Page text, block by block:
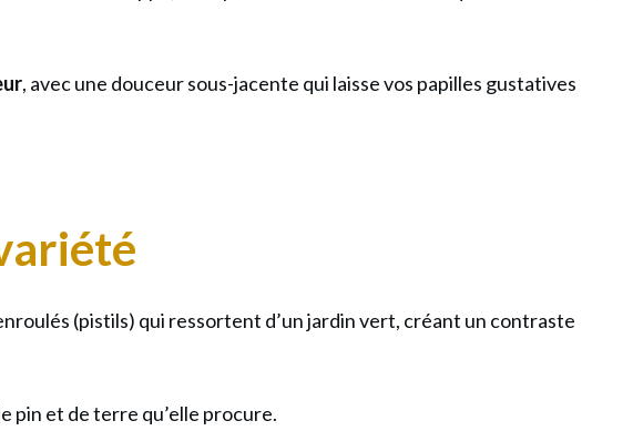
, avec une douceur sous-jacente qui laisse vos papilles gustatives
(pistils) qui ressortent d’un jardin vert, créant un contraste
pin et de terre qu’elle procure.